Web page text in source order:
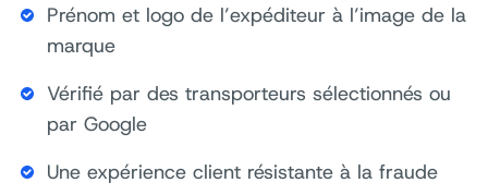
Prénom et logo de l’expéditeur à l’image de la
marque
Vérifié par des transporteurs sélectionnés ou
par Google
Une expérience client résistante à la fraude